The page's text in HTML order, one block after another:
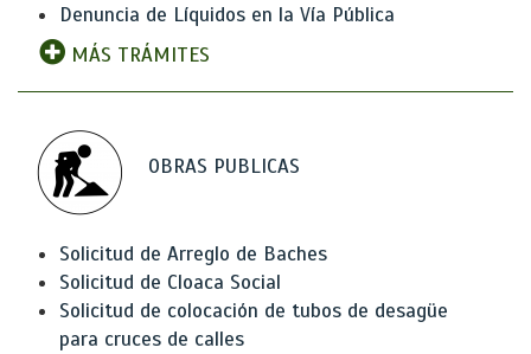
Denuncia de Líquidos en la Vía Pública
MÁS TRÁMITES
OBRAS PUBLICAS
Solicitud de Arreglo de Baches
Solicitud de Cloaca Social
Solicitud de colocación de tubos de desagüe
para cruces de calles